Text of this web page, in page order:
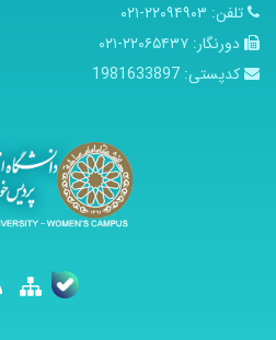
تلفن: ۲۲۰۹۴۹۰۳-۰۲۱
دورنگار: ۲۲۰۶۵۴۳۷-۰۲۱
کدپستی: 1981633897